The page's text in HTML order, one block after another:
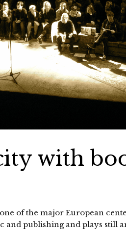
with
of the major European
and publishing and plays still